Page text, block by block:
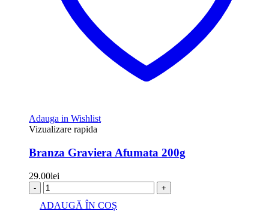
Adauga in Wishlist
Vizualizare rapida
Branza Graviera Afumata 200g
29.00lei
- +
ADAUGĂ ÎN COȘ